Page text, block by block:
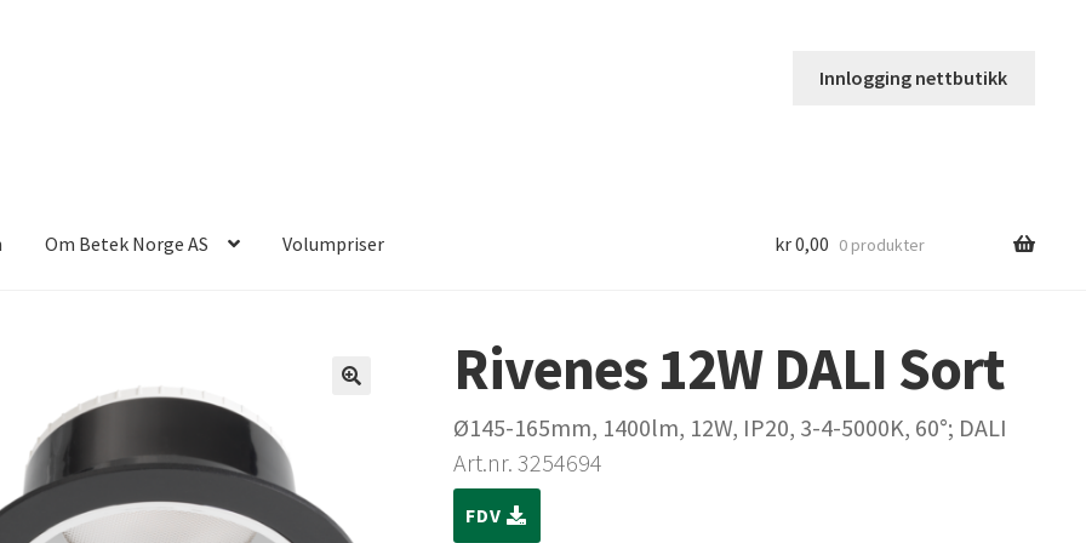
Innlogging nettbutikk
Om Betek Norge AS Volumpriser kr0,00 0 produkter
Rivenes 12W DALI Sort
Ø145-165mm, 1400lm, 12W, IP20, 3-4-5000K, 60°; DALI
Art.nr. 3254694
FDV